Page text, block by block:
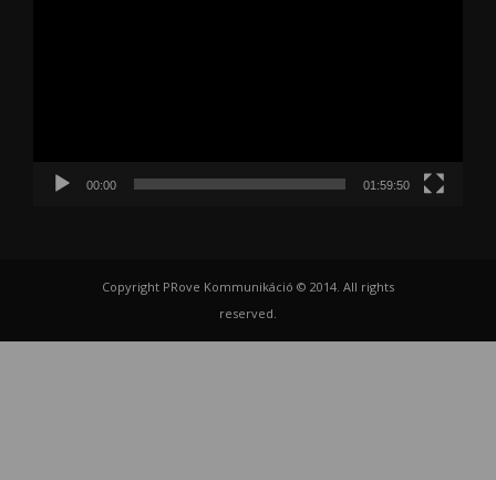
00:00 01:59:50
Copyright PRove Kommunikáció © 2014. All rights
reserved.